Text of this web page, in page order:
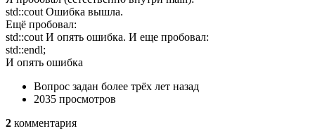
std::cout Ошибка вышла.
Ещё пробовал:
std::cout И опять ошибка. И еще пробовал:
std::endl;
И опять ошибка
Вопрос задан более трёх лет назад
2035 просмотров
2 комментария